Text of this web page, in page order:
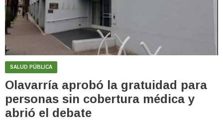
SALUD PÚBLICA
Olavarría aprobó la gratuidad para
personas sin cobertura médica y
abrió el debate